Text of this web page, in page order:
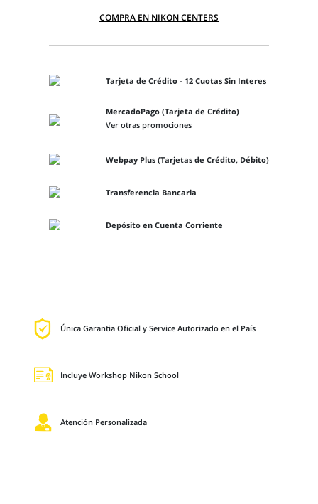
COMPRA EN NIKON CENTERS
Tarjeta de Crédito - 12 Cuotas Sin Interes
MercadoPago (Tarjeta de Crédito)
Ver otras promociones
Webpay Plus (Tarjetas de Crédito, Débito)
Transferencia Bancaria
Depósito en Cuenta Corriente
Única Garantia Oficial y Service Autorizado en el País
Incluye Workshop Nikon School
Atención Personalizada